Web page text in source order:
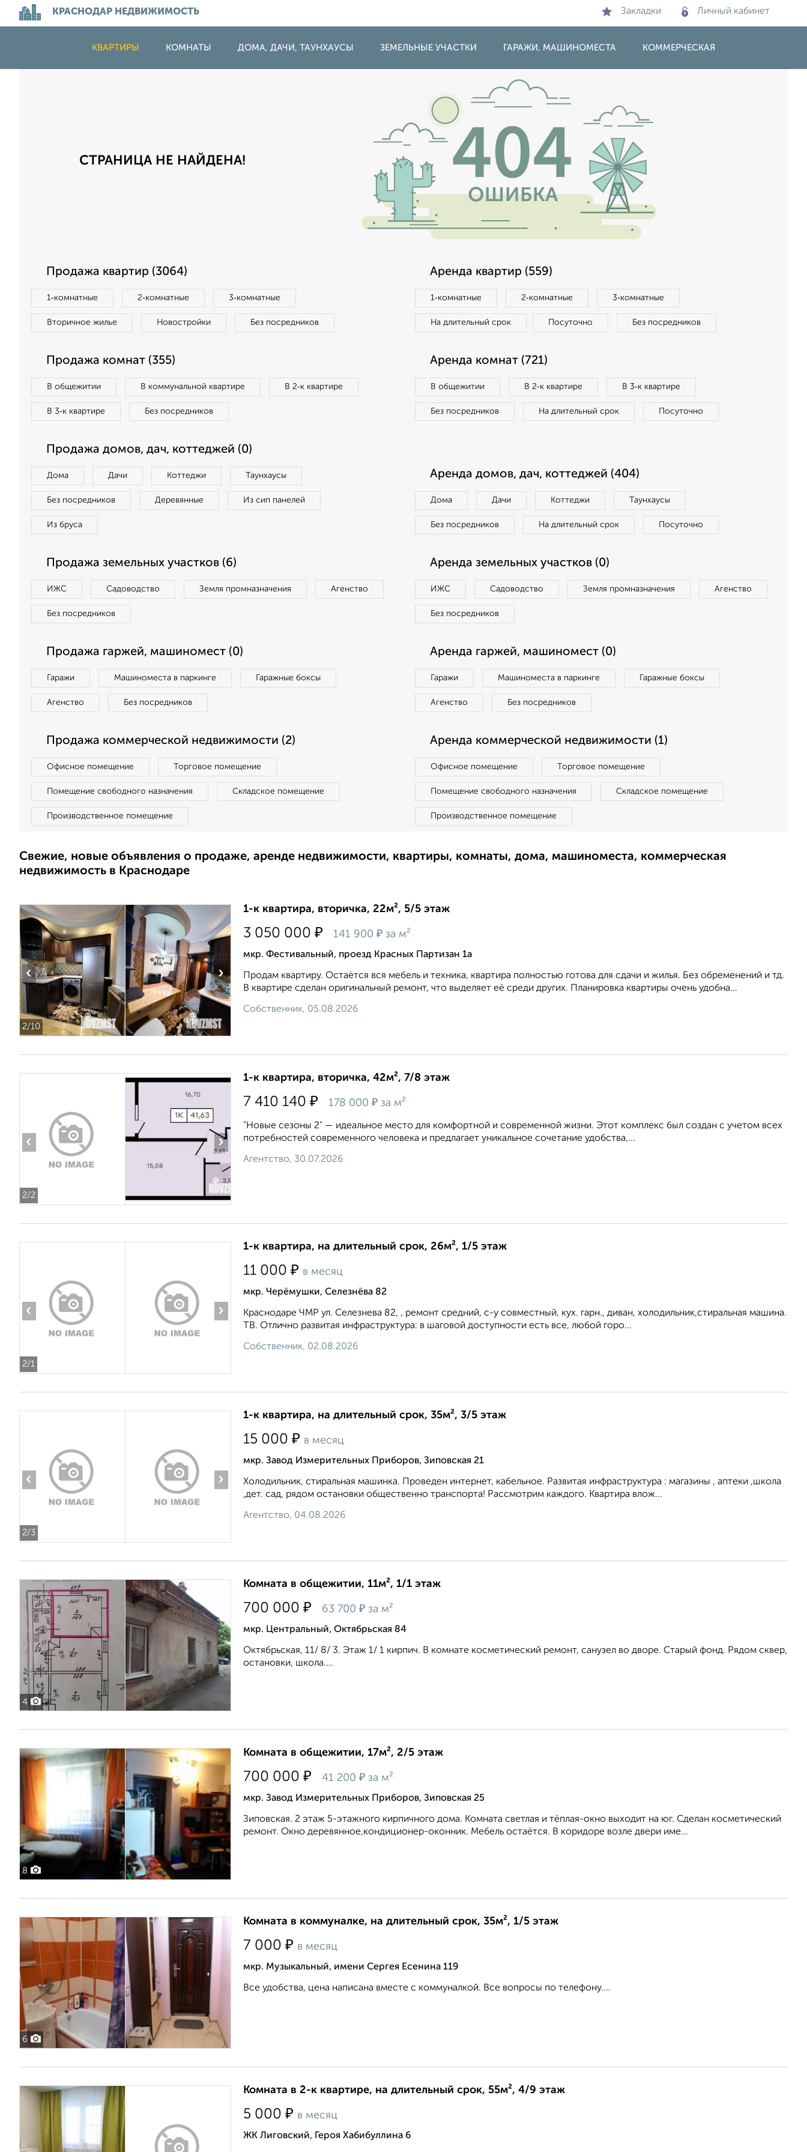
КРАСНОДАР НЕДВИЖИМОСТЬ Закладки Личный кабинет
КВАРТИРЫ КОМНАТЫ ДОМА, ДАЧИ, ТАУНХАУСЫ ЗЕМЕЛЬНЫЕ УЧАСТКИ ГАРАЖИ, МАШИНОМЕСТА КОММЕРЧЕСКАЯ
СТРАНИЦА НЕ НАЙДЕНА!
Продажа квартир (3064)
1‑комнатные 2‑комнатные 3‑комнатные
Вторичное жилье Новостройки Без посредников
Аренда квартир (559)
1‑комнатные 2‑комнатные 3‑комнатные
На длительный срок Посуточно Без посредников
Продажа комнат (355)
В общежитии В коммунальной квартире В 2‑к квартире
В 3‑к квартире Без посредников
Аренда комнат (721)
В общежитии В 2‑к квартире В 3‑к квартире
Без посредников На длительный срок Посуточно
Продажа домов, дач, коттеджей (0)
Дома Дачи Коттеджи Таунхаусы
Без посредников Деревянные Из сип панелей
Из бруса
Аренда домов, дач, коттеджей (404)
Дома Дачи Коттеджи Таунхаусы
Без посредников На длительный срок Посуточно
Продажа земельных участков (6)
ИЖС Садоводство Земля промназначения Агенство
Без посредников
Аренда земельных участков (0)
ИЖС Садоводство Земля промназначения Агенство
Без посредников
Продажа гаржей, машиномест (0)
Гаражи Машиноместа в паркинге Гаражные боксы
Агенство Без посредников
Аренда гаржей, машиномест (0)
Гаражи Машиноместа в паркинге Гаражные боксы
Агенство Без посредников
Продажа коммерческой недвижимости (2)
Офисное помещение Торговое помещение
Помещение свободного назначения Складское помещение
Производственное помещение
Аренда коммерческой недвижимости (1)
Офисное помещение Торговое помещение
Помещение свободного назначения Складское помещение
Производственное помещение
Свежие, новые объявления о продаже, аренде недвижимости, квартиры, комнаты, дома, машиноместа, коммерческая
недвижимость в Краснодаре
2/10
‹ ›
1-к квартира, вторичка, 22м², 5/5 этаж
3 050 000 ₽ 141 900 ₽ за м²
мкр. Фестивальный, проезд Красных Партизан 1а
Продам квартиру. Остаётся вся мебель и техника, квартира полностью готова для сдачи и жилья. Без обременений и тд.
В квартире сделан оригинальный ремонт, что выделяет её среди других. Планировка квартиры очень удобна...
Собственник, 05.08.2026
2/2
‹ ›
1-к квартира, вторичка, 42м², 7/8 этаж
7 410 140 ₽ 178 000 ₽ за м²
"Новые сезоны 2" — идеальное место для комфортной и современной жизни. Этот комплекс был создан с учетом всех
потребностей современного человека и предлагает уникальное сочетание удобства,...
Агентство, 30.07.2026
2/1
‹ ›
1-к квартира, на длительный срок, 26м², 1/5 этаж
11 000 ₽ в месяц
мкр. Черёмушки, Селезнёва 82
Краснодаре ЧМР ул. Селезнева 82, , ремонт средний, с-у совместный, кух. гарн., диван, холодильник,стиральная машина.
ТВ. Отлично развитая инфраструктура: в шаговой доступности есть все, любой горо...
Собственник, 02.08.2026
2/3
‹ ›
1-к квартира, на длительный срок, 35м², 3/5 этаж
15 000 ₽ в месяц
мкр. Завод Измерительных Приборов, Зиповская 21
Холодильник, стиральная машинка. Проведен интернет, кабельное. Развитая инфраструктура : магазины , аптеки ,школа
,дет. сад, рядом остановки общественно транспорта! Рассмотрим каждого. Квартира влож...
Агентство, 04.08.2026
4
Комната в общежитии, 11м², 1/1 этаж
700 000 ₽ 63 700 ₽ за м²
мкр. Центральный, Октябрьская 84
Октябрьская, 11/ 8/ 3. Этаж 1/ 1 кирпич. В комнате косметический ремонт, санузел во дворе. Старый фонд. Рядом сквер,
остановки, школа....
8
Комната в общежитии, 17м², 2/5 этаж
700 000 ₽ 41 200 ₽ за м²
мкр. Завод Измерительных Приборов, Зиповская 25
Зиповская. 2 этаж 5-этажного кирпичного дома. Комната светлая и тёплая-окно выходит на юг. Сделан косметический
ремонт. Окно деревянное,кондиционер-оконник. Мебель остаётся. В коридоре возле двери име...
6
Комната в коммуналке, на длительный срок, 35м², 1/5 этаж
7 000 ₽ в месяц
мкр. Музыкальный, имени Сергея Есенина 119
Все удобства, цена написана вместе с коммуналкой. Все вопросы по телефону....
Комната в 2-к квартире, на длительный срок, 55м², 4/9 этаж
5 000 ₽ в месяц
ЖК Лиговский, Героя Хабибуллина 6